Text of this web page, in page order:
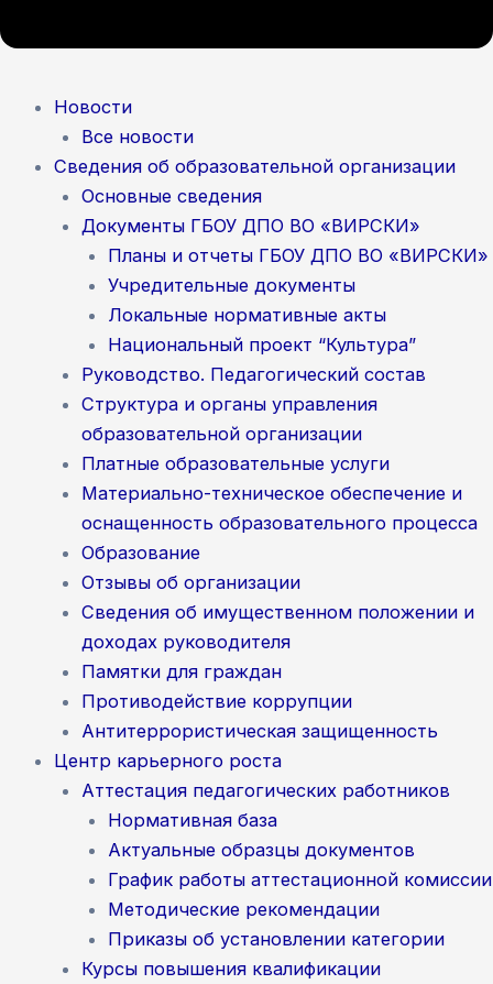
Новости
Все новости
Сведения об образовательной организации
Основные сведения
Документы ГБОУ ДПО ВО «ВИРСКИ»
Планы и отчеты ГБОУ ДПО ВО «ВИРСКИ»
Учредительные документы
Локальные нормативные акты
Национальный проект “Культура”
Руководство. Педагогический состав
Структура и органы управления
образовательной организации
Платные образовательные услуги
Материально-техническое обеспечение и
оснащенность образовательного процесса
Образование
Отзывы об организации
Сведения об имущественном положении и
доходах руководителя
Памятки для граждан
Противодействие коррупции
Антитеррористическая защищенность
Центр карьерного роста
Аттестация педагогических работников
Нормативная база
Актуальные образцы документов
График работы аттестационной комиссии
Методические рекомендации
Приказы об установлении категории
Курсы повышения квалификации